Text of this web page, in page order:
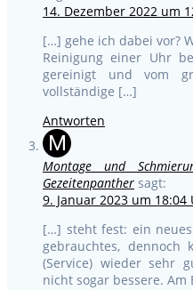
14. Dezember 2022 um
[…] gehe ich dabei vor?
Reinigung einer Uhr
gereinigt und vom
vollständige […]
Antworten
M
Montage und
Gezeitenpanther sagt:
9. Januar 2023 um 18:04
[…] steht fest: ein
gebrauchtes, dennoch
(Service) wieder sehr
nicht sogar bessere.